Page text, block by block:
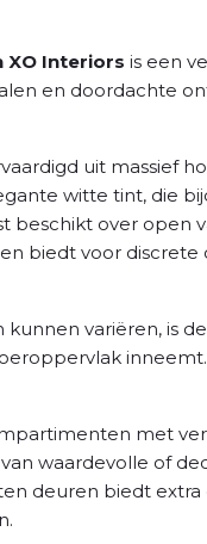
XO Interiors is een
en doordachte
uit massief
witte tint, die
beschikt over open
biedt voor
variëren, is
inneemt.
met
waardevolle of
deuren biedt